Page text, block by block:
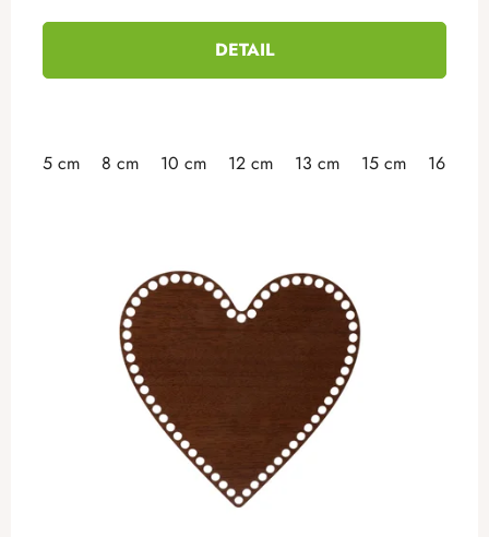
DETAIL
5 cm 8 cm 10 cm 12 cm 13 cm 15 cm 16 cm